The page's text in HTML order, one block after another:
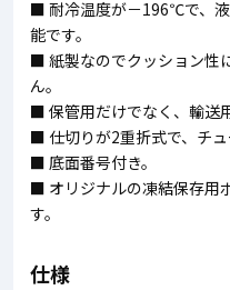
■ 耐冷温度が－196℃で、
能です。
■ 紙製なのでクッション性
ん。
■ 保管用だけでなく、輸送
■ 仕切りが2重折式で、チュ
■ 底面番号付き。
■ オリジナルの凍結保存用
す。
仕様